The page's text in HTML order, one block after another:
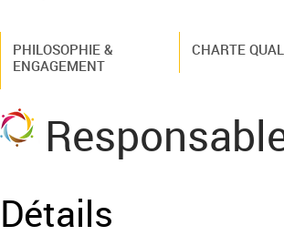
PHILOSOPHIE &
ENGAGEMENT
CHARTE
Détails